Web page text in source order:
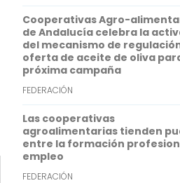
p
p
d
I
n
Cooperativas Agro-
de Andalucía celebra la
del mecanismo de
oferta de aceite de oliva
próxima campaña
FEDERACIÓN
Las cooperativas
agroalimentarias tienden
entre la formación
empleo
FEDERACIÓN